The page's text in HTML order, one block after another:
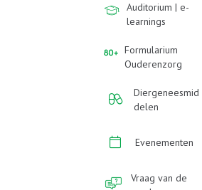
Auditorium | e-
learnings
Formularium
Ouderenzorg
Diergeneesmid
delen
Evenementen
Vraag van de